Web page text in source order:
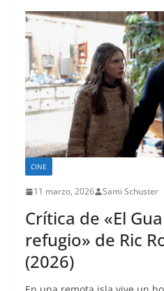
CINE
11 marzo, 2026 Sami Schuster
Crítica de «El
refugio» de Ric
(2026)